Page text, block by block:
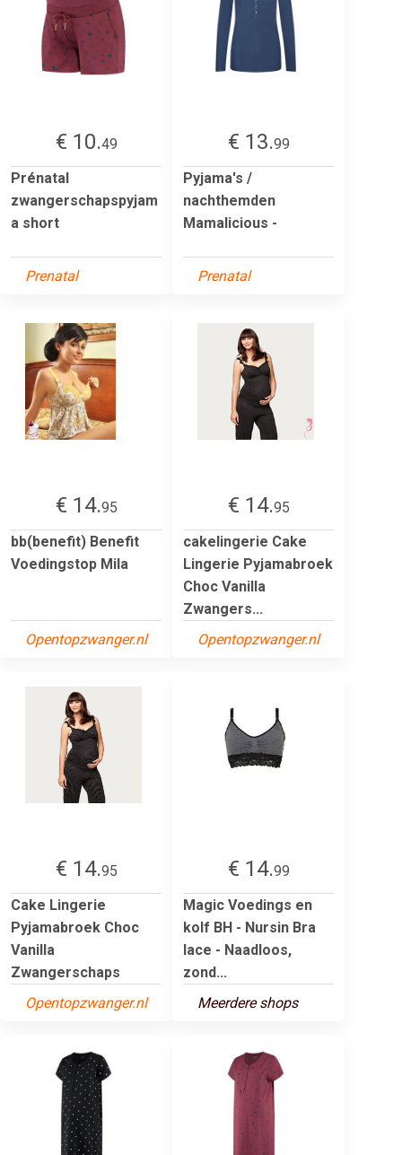
€ 10.49
Prénatal
zwangerschapspyjam
a short
Prenatal
€ 13.99
Pyjama's /
nachthemden
Mamalicious -
Prenatal
€ 14.95
bb(benefit) Benefit
Voedingstop Mila
Opentopzwanger.nl
€ 14.95
cakelingerie Cake
Lingerie Pyjamabroek
Choc Vanilla
Zwangers...
Opentopzwanger.nl
€ 14.95
Cake Lingerie
Pyjamabroek Choc
Vanilla
Zwangerschaps
Opentopzwanger.nl
€ 14.99
Magic Voedings en
kolf BH - Nursin Bra
lace - Naadloos,
zond...
Meerdere shops